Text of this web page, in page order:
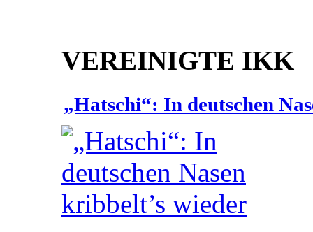
VEREINIGTE IKK
„Hatschi“: In deutschen